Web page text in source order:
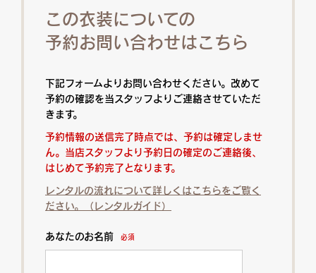
この衣装についての
予約お問い合わせはこちら
下記フォームよりお問い合わせください。改めて
予約の確認を当スタッフよりご連絡させていただ
きます。
予約情報の送信完了時点では、予約は確定しませ
ん。当店スタッフより予約日の確定のご連絡後、
はじめて予約完了となります。
レンタルの流れについて詳しくはこちらをご覧く
ださい。（レンタルガイド）
あなたのお名前 必須